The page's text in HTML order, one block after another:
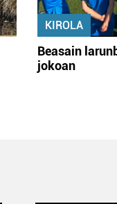
KIROLA
Beasain
jokoan